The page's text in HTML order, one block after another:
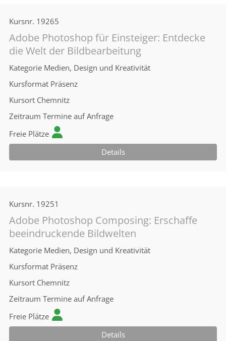
Kursnr. 19265
Adobe Photoshop für Einsteiger: Entdecke
die Welt der Bildbearbeitung
Kategorie Medien, Design und Kreativität
Kursformat Präsenz
Kursort Chemnitz
Zeitraum Termine auf Anfrage
Freie Plätze
Details
Kursnr. 19251
Adobe Photoshop Composing: Erschaffe
beeindruckende Bildwelten
Kategorie Medien, Design und Kreativität
Kursformat Präsenz
Kursort Chemnitz
Zeitraum Termine auf Anfrage
Freie Plätze
Details